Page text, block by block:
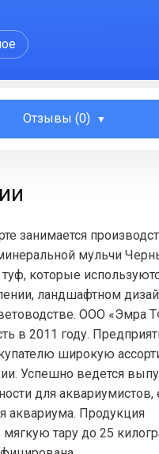
Отзывы (0)
занимается
мульчи
которые
ландшафтном
ООО «Эмра
в 2011 году.
широкую
Успешно ведется
для аквариумистов,
аквариума. Продукция
тару до 25